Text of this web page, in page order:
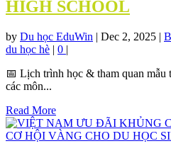
HIGH SCHOOL
by Du học EduWin | Dec 2, 2025 |
du học hè | 0 |
📅 Lịch trình học & tham quan
các môn...
Read More